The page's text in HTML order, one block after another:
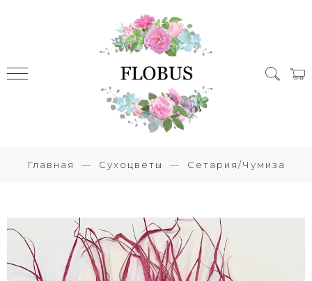
Главная Сухоцветы Сетария/Чумиза